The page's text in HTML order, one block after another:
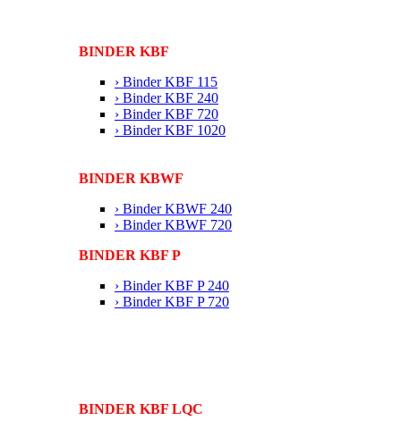
BINDER KBF
› Binder KBF 115
› Binder KBF 240
› Binder KBF 720
› Binder KBF 1020
BINDER KBWF
› Binder KBWF 240
› Binder KBWF 720
BINDER KBF P
› Binder KBF P 240
› Binder KBF P 720
BINDER KBF LQC